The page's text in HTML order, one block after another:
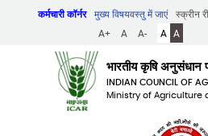
कर्मचारी कॉर्नर मुख्य विषयवस्तु में जाएं
स्क्रीन
A+
A A- A A
भारतीय कृषि अनुसंधान
INDIAN COUNCIL OF
Ministry of Agriculture